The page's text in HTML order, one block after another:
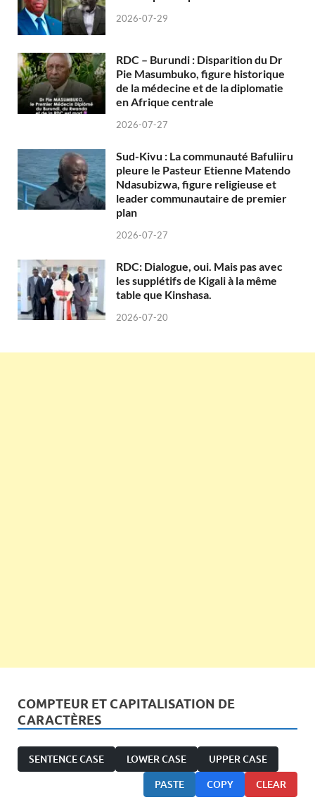
2026-07-29
RDC – Burundi : Disparition du Dr
Pie Masumbuko, figure historique
de la médecine et de la diplomatie
en Afrique centrale
2026-07-27
Sud-Kivu : La communauté Bafuliiru
pleure le Pasteur Etienne Matendo
Ndasubizwa, figure religieuse et
leader communautaire de premier
plan
2026-07-27
RDC: Dialogue, oui. Mais pas avec
les supplétifs de Kigali à la même
table que Kinshasa.
2026-07-20
COMPTEUR ET CAPITALISATION DE
CARACTÈRES
SENTENCE CASE LOWER CASE UPPER CASE
PASTE COPY CLEAR